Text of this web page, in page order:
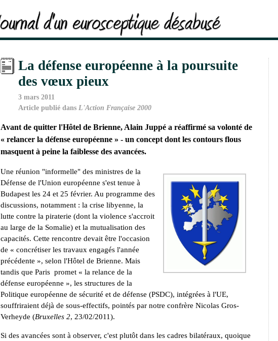
La défense européenne à la poursuite
des vœux pieux
3 mars 2011
Article publié dans L'Action Française 2000
Avant de quitter l'Hôtel de Brienne, Alain Juppé a réaffirmé sa volonté de
« relancer la défense européenne » - un concept dont les contours flous
masquent à peine la faiblesse des avancées.
Une réunion "informelle" des ministres de la
Défense de l'Union européenne s'est tenue à
Budapest les 24 et 25 février. Au programme des
discussions, notamment : la crise libyenne, la
lutte contre la piraterie (dont la violence s'accroit
au large de la Somalie) et la mutualisation des
capacités. Cette rencontre devait être l'occasion
de « concrétiser les travaux engagés l'année
précédente », selon l'Hôtel de Brienne. Mais
tandis que Paris promet « la relance de la
défense européenne », les structures de la
Politique européenne de sécurité et de défense (PSDC), intégrées à l'UE,
souffriraient déjà de sous-effectifs, pointés par notre confrère Nicolas Gros-
Verheyde (Bruxelles 2, 23/02/2011).
Si des avancées sont à observer, c'est plutôt dans les cadres bilatéraux, quoique